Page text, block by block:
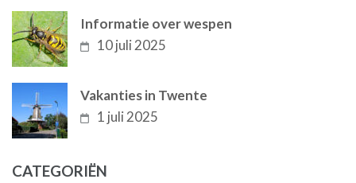
Informatie over wespen
10 juli 2025
Vakanties in Twente
1 juli 2025
CATEGORIËN